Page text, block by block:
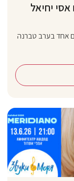
יחיאל
אחד בערב טברנה